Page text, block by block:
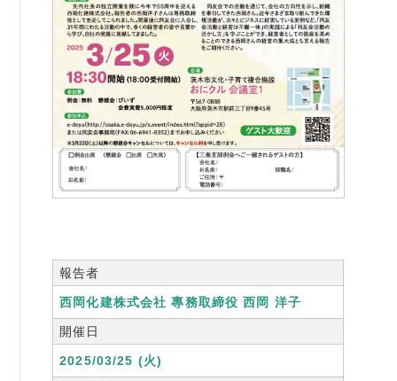
コンテンツ
書籍紹介
大阪市中央区農人橋2丁目-1-30 谷町八木ビル4F
報告者
西岡化建株式会社 專務取締役 西岡 洋子
開催日
2025/03/25 (火)